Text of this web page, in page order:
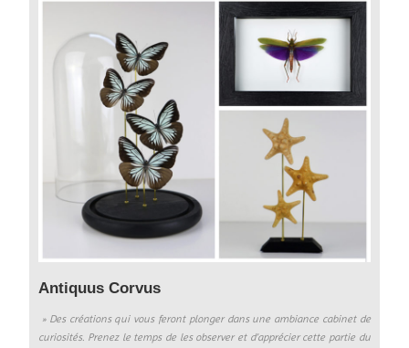
Antiquus Corvus
» Des créations qui vous feront plonger dans une ambiance cabinet de
curiosités. Prenez le temps de les observer et d’apprécier cette partie du